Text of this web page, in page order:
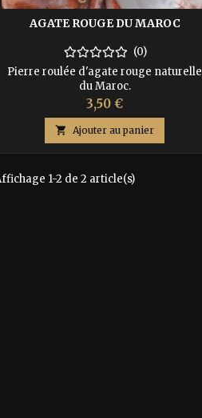
AGATE ROUGE DU MAROC
(0)
Pierre roulée d'agate rouge naturelle
du Maroc.
Prix
3,50 €
 Ajouter au panier
1-2 de 2 article(s)